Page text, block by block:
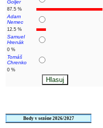
Goljer
87.5 %
Adam
Nemec
12.5 %
Samuel
Hrenák
0 %
Tomáš
Chrenko
0 %
Body v sezóne 2026/2027